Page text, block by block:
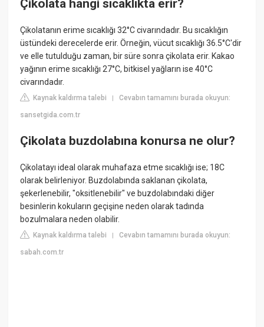
Çikolata hangi sıcaklıkta erir?
Çikolatanın erime sıcaklığı 32°C civarındadır. Bu sıcaklığın
üstündeki derecelerde erir. Örneğin, vücut sıcaklığı 36.5°C'dir
ve elle tutulduğu zaman, bir süre sonra çikolata erir. Kakao
yağının erime sıcaklığı 27°C, bitkisel yağların ise 40°C
civarındadır.
Kaynak kaldırma talebi |Cevabın tamamını burada okuyun:
sansetgida.com.tr
Çikolata buzdolabına konursa ne olur?
Çikolatayı ideal olarak muhafaza etme sıcaklığı ise; 18C
olarak belirleniyor. Buzdolabında saklanan çikolata,
şekerlenebilir, "oksitlenebilir" ve buzdolabındaki diğer
besinlerin kokuların geçişine neden olarak tadında
bozulmalara neden olabilir.
Kaynak kaldırma talebi |Cevabın tamamını burada okuyun:
sabah.com.tr